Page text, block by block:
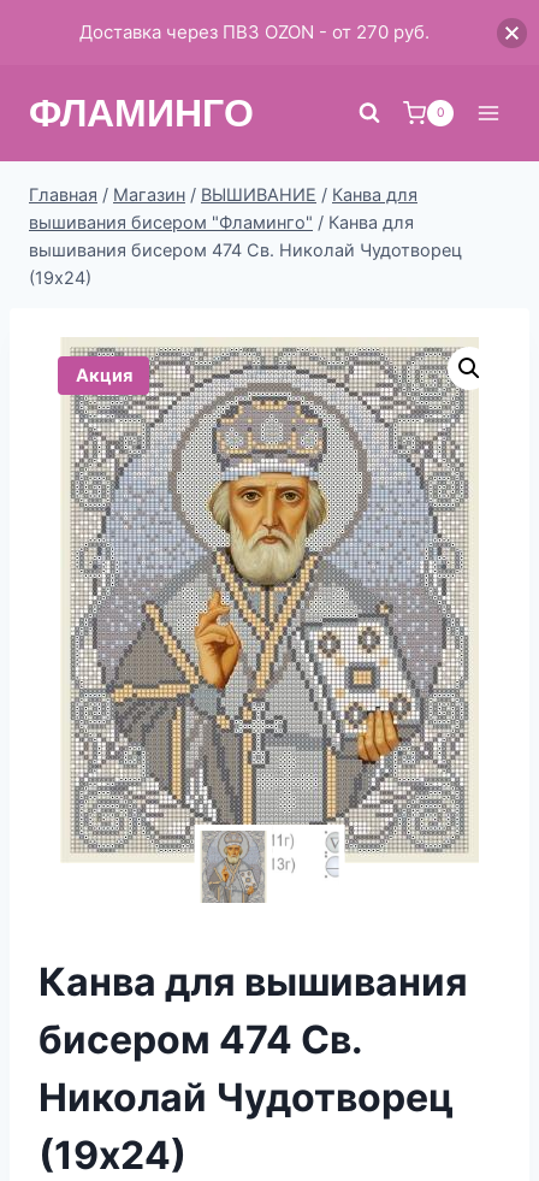
ФЛАМИНГО 0
Главная / Магазин / ВЫШИВАНИЕ / Канва для
вышивания бисером "Фламинго" / Канва для
вышивания бисером 474 Св. Николай Чудотворец
(19х24)
Акция
Канва для вышивания
бисером 474 Св.
Николай Чудотворец
(19х24)
Доставка через ПВЗ OZON - от 270 руб.